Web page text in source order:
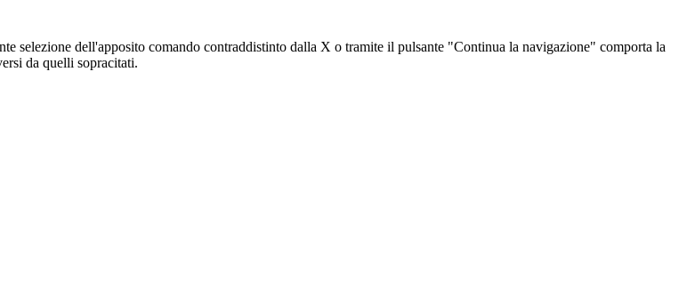
selezione dell'apposito comando contraddistinto dalla X o tramite il pulsante "Continua la navigazione" comporta la
da quelli sopracitati.